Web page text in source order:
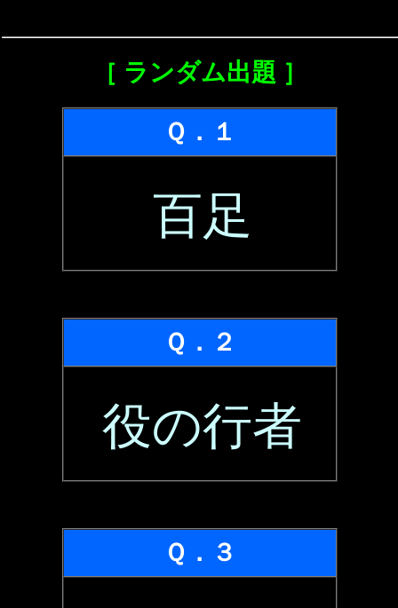
［ ランダム出題 ］
Ｑ．１
百足
Ｑ．２
役の行者
Ｑ．３